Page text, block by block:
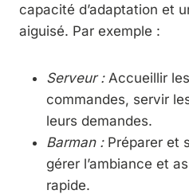
capacité d’adaptation et
aiguisé. Par exemple :
Serveur : Accueillir
commandes, servir
leurs demandes.
Barman : Préparer et
gérer l’ambiance et
rapide.